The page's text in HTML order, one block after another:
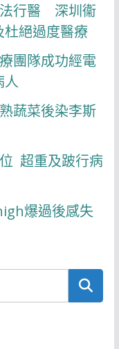
法行醫 深圳衞
絕過度醫療
團隊成功經電
人
蔬菜後染李斯
超重及跛行病
爆過後感失